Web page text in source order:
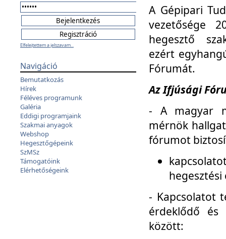
Elfelejtettem a jelszavam...
Navigáció
Bemutatkozás
Hírek
Féléves programunk
Galéria
Eddigi programjaink
Szakmai anyagok
Webshop
Hegesztőgépeink
SzMSz
Támogatóink
Elérhetőségeink
A Gépipari
vezetősége
hegesztő
ezért
Fórumát.
Az Ifjúsági
- A magyar
mérnök
fórumot
- Kapcsolatot
érdeklődő és
között: